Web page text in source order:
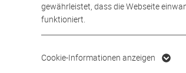
gewährleistet, dass die Webseite
funktioniert.
Cookie-Informationen anzeigen